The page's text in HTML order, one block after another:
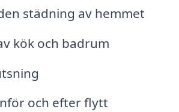
städning av hemmet
kök och badrum
och efter flytt